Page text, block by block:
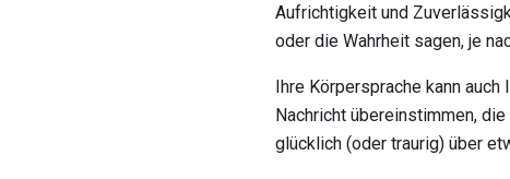
Aufrichtigkeit und
oder die Wahrheit sagen, je
Ihre Körpersprache kann
Nachricht übereinstimmen,
glücklich (oder traurig) über